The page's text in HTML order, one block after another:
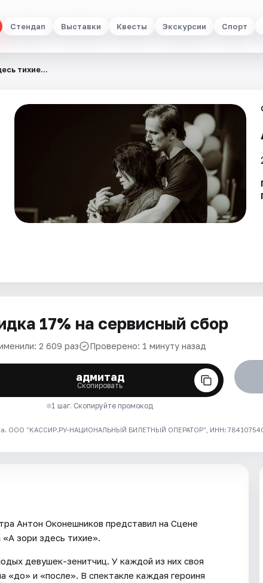
Стендап Выставки Квесты Экскурсии Спорт
тихие...
17% на сервисный сбор
2 609 раз Проверено: 1 минуту назад
адмитад
Скопировать
1 шаг. Скопируйте промокод
ООО "КАССИР.РУ-НАЦИОНАЛЬНЫЙ БИЛЕТНЫЙ ОПЕРАТОР", ИНН: 7841075409
Антон Оконешников представил на Сцене
зори здесь тихие».
девушек-зенитчиц. У каждой из них своя
«до» и «после». В спектакле каждая героиня